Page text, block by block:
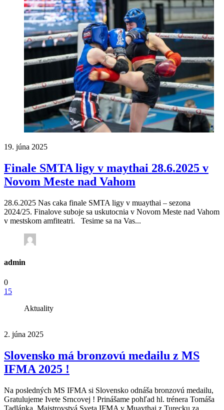
19. júna 2025
Finale SMTA ligy v maythai 28.6.2025 v
Novom Meste nad Vahom
28.6.2025 Nas caka finale SMTA ligy v muaythai – sezona
2024/25. Finalove suboje sa uskutocnia v Novom Meste nad Vahom
v mestskom amfiteatri. Tesime sa na Vas...
admin
0
15
Aktuality
2. júna 2025
Slovensko má bronzovú medailu z MS
IFMA 2025 !
Na posledných MS IFMA si Slovensko odnáša bronzovú medailu,
Gratulujeme Ivete Srncovej ! Prinášame pohľad hl. trénera Tomáša
Tadlánka. Majstrovstvá Sveta IFMA v Muaythai z Turecku za